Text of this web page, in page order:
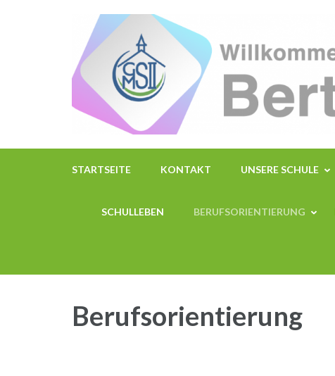
STARTSEITE KONTAKT UNSERE SCHULE
SCHULLEBEN BERUFSORIENTIERUNG
Berufsorientierung